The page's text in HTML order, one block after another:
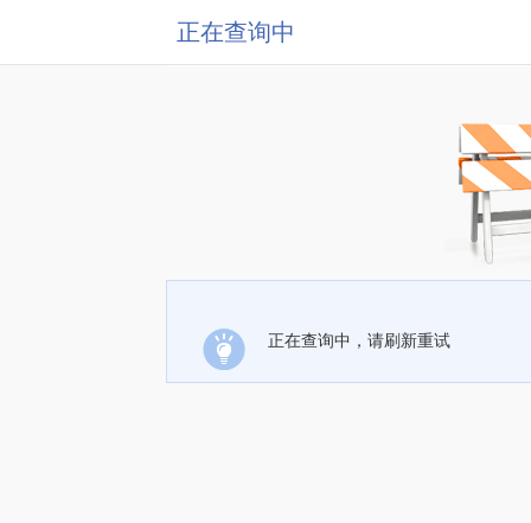
正在查询中
正在查询中，请刷新重试